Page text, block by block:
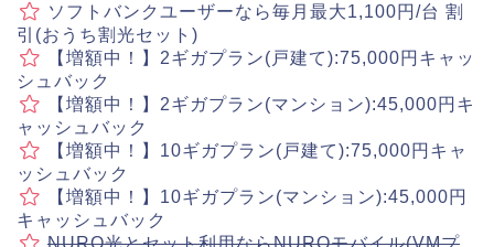
ソフトバンクユーザーなら毎月最大1,100円/台 割
引(おうち割光セット)
【増額中！】2ギガプラン(戸建て):75,000円キャッ
シュバック
【増額中！】2ギガプラン(マンション):45,000円キ
ャッシュバック
【増額中！】10ギガプラン(戸建て):75,000円キャ
ッシュバック
【増額中！】10ギガプラン(マンション):45,000円
キャッシュバック
NURO光とセット利用ならNUROモバイル(VMプ